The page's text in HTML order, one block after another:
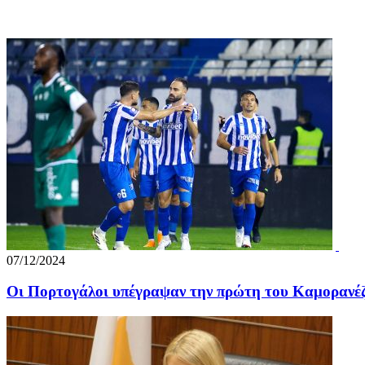
07/12/2024
Οι Πορτογάλοι υπέγραψαν την πρώτη του